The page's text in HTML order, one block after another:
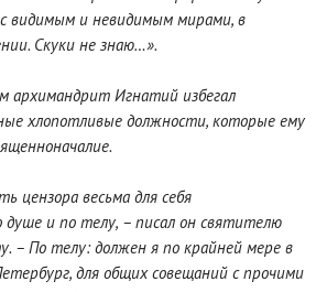
с видимым и невидимым мирами, в
Скуки не знаю…».
Игнатий избегал
хлопотливые должности, которые ему
весьма для себя
и по телу, – писал он святителю
– По телу: должен я по крайней мере в
для общих совещаний с прочими